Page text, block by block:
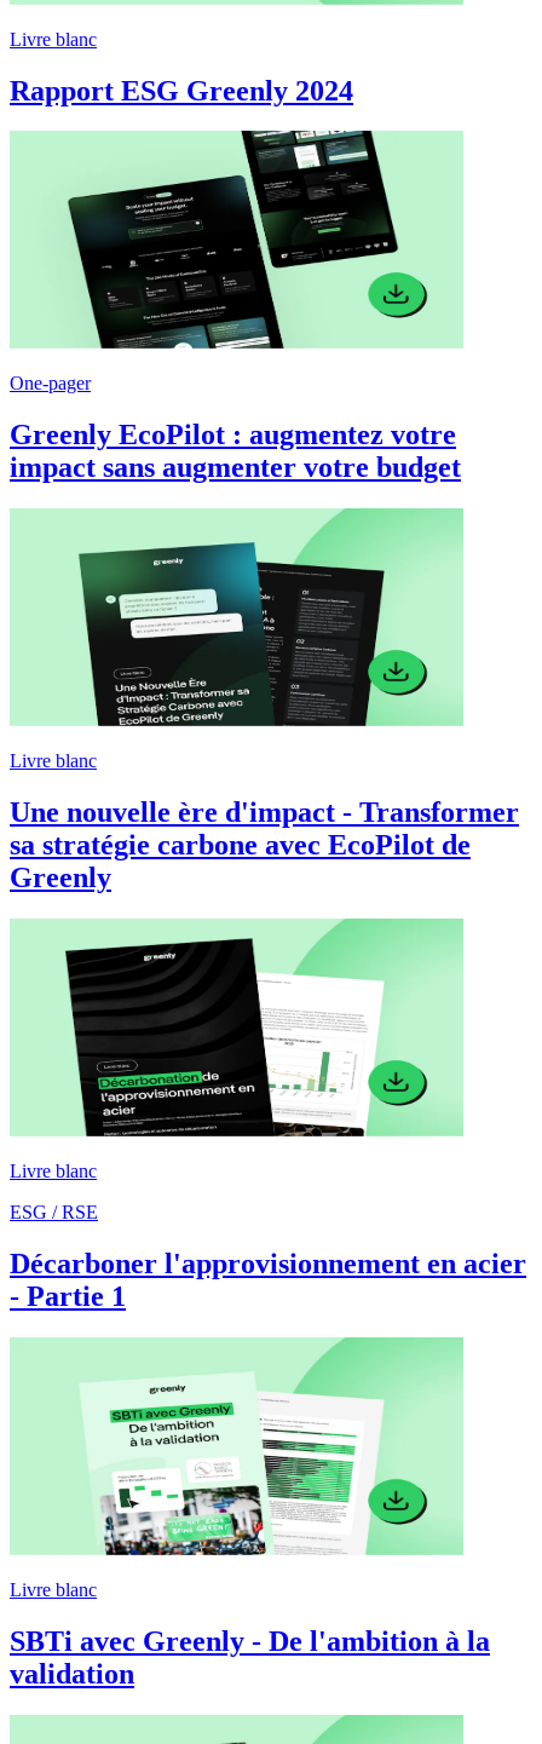
Livre blanc
Rapport ESG Greenly 2024
One-pager
Greenly EcoPilot : augmentez votre
impact sans augmenter votre budget
Livre blanc
Une nouvelle ère d'impact - Transformer
sa stratégie carbone avec EcoPilot de
Greenly
Livre blanc
ESG / RSE
Décarboner l'approvisionnement en acier
- Partie 1
Livre blanc
SBTi avec Greenly - De l'ambition à la
validation